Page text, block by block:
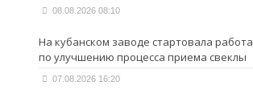
08.08.2026 08:10
На кубанском заводе стартовала работа
по улучшению процесса приема свеклы
07.08.2026 16:20